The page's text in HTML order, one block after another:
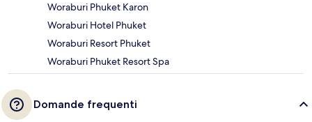
Woraburi Phuket Karon
Woraburi Hotel Phuket
Woraburi Resort Phuket
Woraburi Phuket Resort Spa
Domande frequenti